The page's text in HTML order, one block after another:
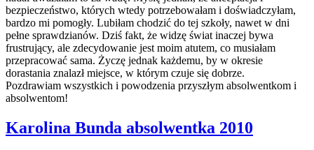
bezpieczeństwo, których wtedy potrzebowałam i doświadczyłam,
bardzo mi pomogły. Lubiłam chodzić do tej szkoły, nawet w dni
pełne sprawdzianów. Dziś fakt, że widzę świat inaczej bywa
frustrujący, ale zdecydowanie jest moim atutem, co musiałam
przepracować sama. Życzę jednak każdemu, by w okresie
dorastania znalazł miejsce, w którym czuje się dobrze.
Pozdrawiam wszystkich i powodzenia przyszłym absolwentkom i
absolwentom!
Karolina Bunda absolwentka 2010